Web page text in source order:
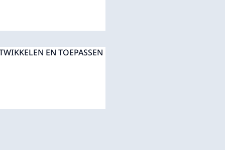
EN TOEPASSEN